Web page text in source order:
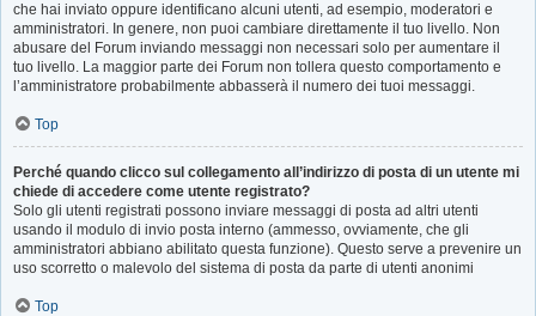
che hai inviato oppure identificano alcuni utenti, ad esempio, moderatori e
amministratori. In genere, non puoi cambiare direttamente il tuo livello. Non
abusare del Forum inviando messaggi non necessari solo per aumentare il
tuo livello. La maggior parte dei Forum non tollera questo comportamento e
l’amministratore probabilmente abbasserà il numero dei tuoi messaggi.
Top
Perché quando clicco sul collegamento all’indirizzo di posta di un utente mi
chiede di accedere come utente registrato?
Solo gli utenti registrati possono inviare messaggi di posta ad altri utenti
usando il modulo di invio posta interno (ammesso, ovviamente, che gli
amministratori abbiano abilitato questa funzione). Questo serve a prevenire un
uso scorretto o malevolo del sistema di posta da parte di utenti anonimi
Top